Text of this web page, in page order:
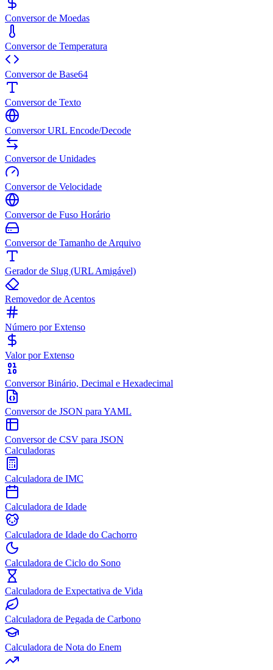
Conversor de Moedas
Conversor de Temperatura
Conversor de Base64
Conversor de Texto
Conversor URL Encode/Decode
Conversor de Unidades
Conversor de Velocidade
Conversor de Fuso Horário
Conversor de Tamanho de Arquivo
Gerador de Slug (URL Amigável)
Removedor de Acentos
Número por Extenso
Valor por Extenso
Conversor Binário, Decimal e Hexadecimal
Conversor de JSON para YAML
Conversor de CSV para JSON
Calculadoras
Calculadora de IMC
Calculadora de Idade
Calculadora de Idade do Cachorro
Calculadora de Ciclo do Sono
Calculadora de Expectativa de Vida
Calculadora de Pegada de Carbono
Calculadora de Nota do Enem